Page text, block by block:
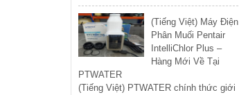
(Tiếng Việt) Máy Điện
Phân Muối Pentair
IntelliChlor Plus –
Hàng Mới Về Tại
PTWATER
(Tiếng Việt) PTWATER chính thức giới